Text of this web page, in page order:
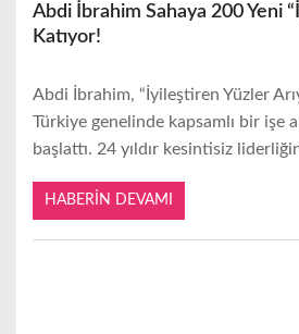
Abdi İbrahim Sahaya 200 Yeni
Katıyor!
Abdi İbrahim, “İyileştiren Yüzler
Türkiye genelinde kapsamlı bir işe
başlattı. 24 yıldır kesintisiz
HABERIN DEVAMI